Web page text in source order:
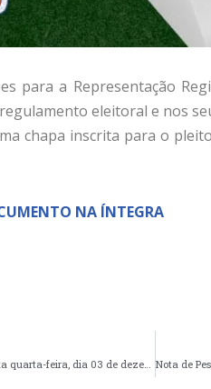
para a Representação
eleitoral e nos
chapa inscrita para o
NA ÍNTEGRA